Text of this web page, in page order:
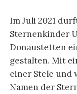
Im Juli 2021
Sternenkinder
Donaustetten
gestalten. Mit
einer Stele und
Namen der